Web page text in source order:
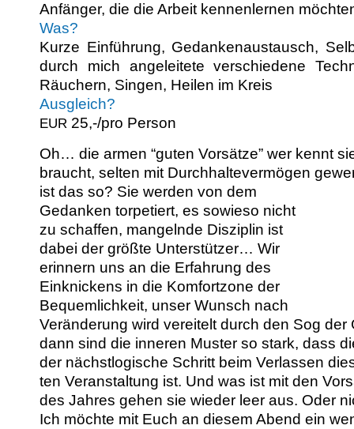
Anfänger, die die Arbeit ken­nen­ler­nen
Was?
Kurze Ein­führung, Gedanke­naus­tausch,
durch mich angeleit­ete ver­schiedene
Räuch­ern, Sin­gen, Heilen im Kreis
Aus­gle­ich?
EUR 25,-/pro Person
Oh… die armen “guten Vorsätze” wer ken­nt
braucht, sel­ten mit Durch­hal­tev­er­mö­gen
ist das so? Sie wer­den von dem
Gedanken tor­petiert, es sowieso nicht
zu schaf­fen, man­gel­nde Diszi­plin ist
dabei der größte Unter­stützer… Wir
erin­nern uns an die Erfahrung des
Einknick­ens in die Kom­fort­zone der
Bequem­lichkeit, unser Wun­sch nach
Verän­derung wird vere­it­elt durch den Sog der
dann sind die inneren Muster so stark, dass
der näch­st­l­o­gis­che Schritt beim Ver­lassen
ten Ver­anstal­tung ist. Und was ist mit den
des Jahres gehen sie wieder leer aus. Oder
Ich möchte mit Euch an diesem Abend ein